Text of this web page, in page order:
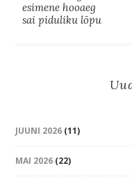
esimene hooaeg
sai piduliku lõpu
JUUNI 2026 (11)
MAI 2026 (22)